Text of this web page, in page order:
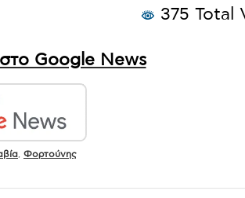
375 Total
Google News
Φορτούνης